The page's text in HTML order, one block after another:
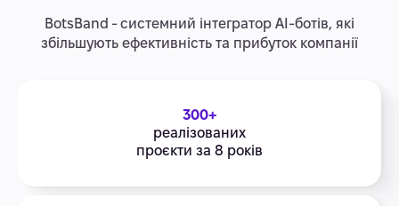
BotsBand - системний інтегратор АІ-ботів, які
збільшують ефективність та прибуток компанії
300+
реалізованих
проєкти за 8 років